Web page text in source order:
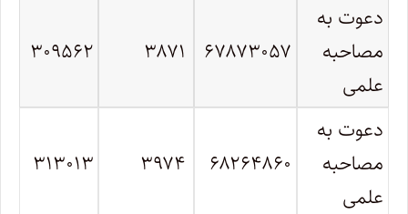
دعوت به
مصاحبه
علمی
۶۷۸۷۳۰۵۷ ۳۸۷۱ ۳۰۹۵۶۲
دعوت به
مصاحبه
علمی
۶۸۲۶۴۸۶۰ ۳۹۷۴ ۳۱۳۰۱۳